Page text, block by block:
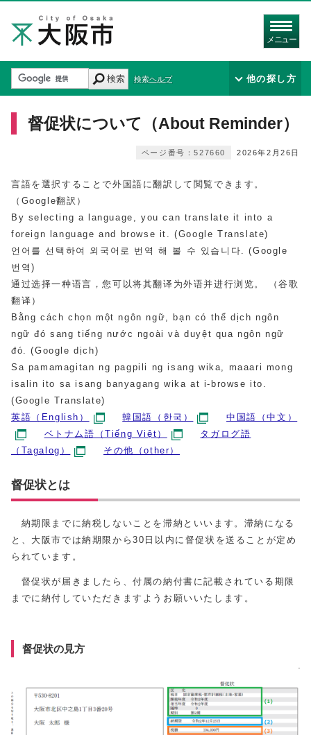
メニュー
検索 検索ヘルプ 他の探し方
督促状について（About Reminder）
2026年2月26日
ページ番号：527660
言語を選択することで外国語に翻訳して閲覧できます。
（Google翻訳）
By selecting a language, you can translate it into a
foreign language and browse it. (Google Translate)
언어를 선택하여 외국어로 번역 해 볼 수 있습니다. (Google
번역)
通过选择一种语言，您可以将其翻译为外语并进行浏览。 （谷歌
翻译）
Bằng cách chọn một ngôn ngữ, bạn có thể dịch ngôn
ngữ đó sang tiếng nước ngoài và duyệt qua ngôn ngữ
đó. (Google dịch)
Sa pamamagitan ng pagpili ng isang wika, maaari mong
isalin ito sa isang banyagang wika at i-browse ito.
(Google Translate)
英語（English）
韓国語（한국）
中国語（中文）
ベトナム語（Tiếng Việt）
タガログ語
（Tagalog）
その他（other）
督促状とは
納期限までに納税しないことを滞納といいます。滞納になる
と、大阪市では納期限から30日以内に督促状を送ることが定め
られています。
督促状が届きましたら、付属の納付書に記載されている期限
までに納付していただきますようお願いいたします。
督促状の見方